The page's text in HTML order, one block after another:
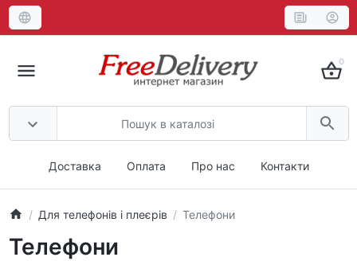
0
Доставка Оплата Про нас Контакти
Для телефонів і плеєрів Телефони
Телефони